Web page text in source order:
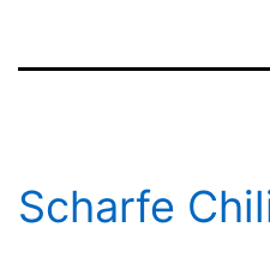
Scharfe